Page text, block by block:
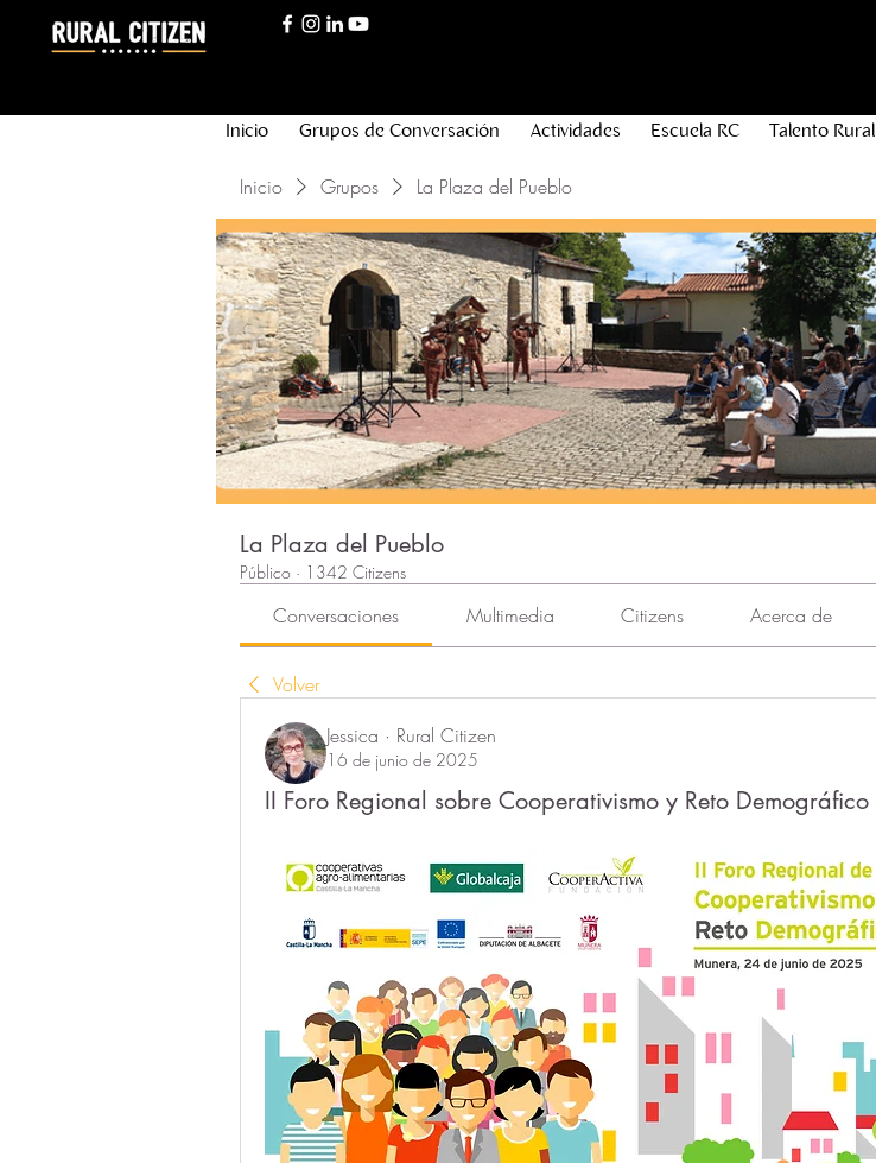
Inicio Grupos de Conversación Actividades Escuela RC Talento Rural
Inicio Grupos La Plaza del Pueblo
La Plaza del Pueblo
Público · 1342 Citizens
Conversaciones Multimedia Citizens Acerca de
Volver
Jessica · Rural Citizen
16 de junio de 2025
II Foro Regional sobre Cooperativismo y Reto Demográfico